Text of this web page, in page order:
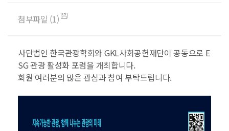
첨부파일 (1)
사단법인 한국관광학회와 GKL사회공헌재단이 공동으로 E
SG 관광 활성화 포럼을 개최합니다.
회원 여러분의 많은 관심과 참여 부탁드립니다.